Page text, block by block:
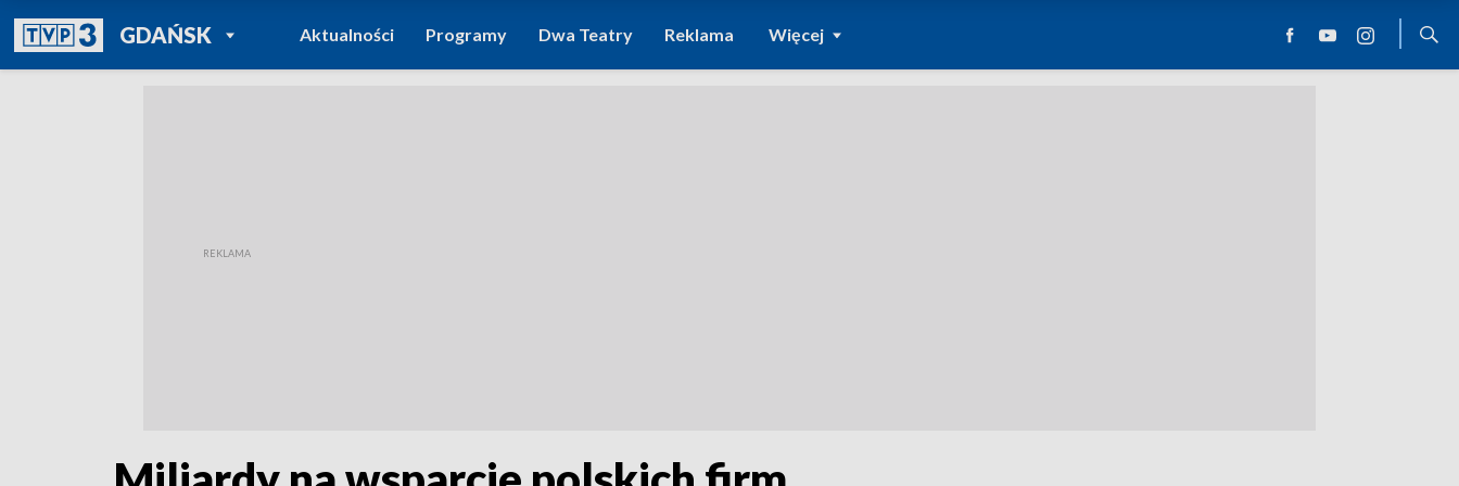
GDAŃSKPOWRÓT DO
TVP REGIONY
Aktualności Programy Dwa Teatry Reklama Więcej